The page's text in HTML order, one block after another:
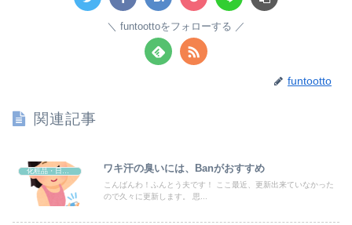
funtoottoをフォローする
funtootto
関連記事
化粧品・日用品 ワキ汗の臭いには、Banがおすすめ
こんばんわ！ふんとう夫です！ ここ最近、更新出来ていなかった
ので久々に更新します。 思...